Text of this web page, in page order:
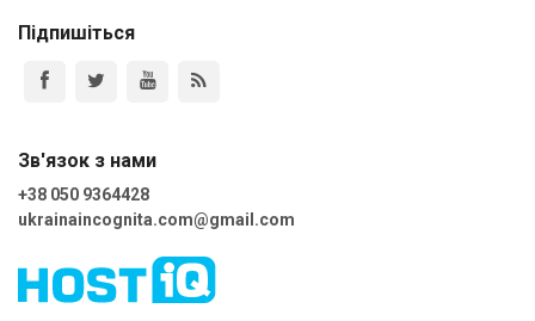
Підпишіться
Зв'язок з нами
+38 050 9364428
ukrainaincognita.com@gmail.com